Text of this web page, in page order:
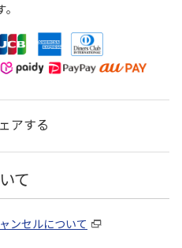
アする
て
ンセルについて